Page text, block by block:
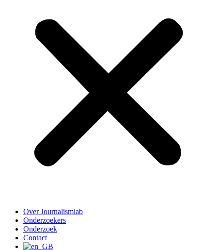
Over Journalismlab
Onderzoekers
Onderzoek
Contact